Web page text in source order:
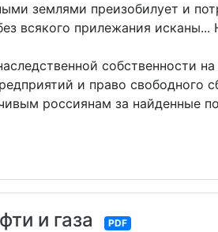
землями преизобилует и
всякого прилежания исканы...
собственности
и право свободного
россиянам за найденные
и газа PDF